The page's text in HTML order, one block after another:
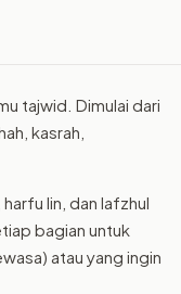
tajwid. Dimulai dari
kasrah,
lin, dan lafzhul
bagian untuk
atau yang ingin